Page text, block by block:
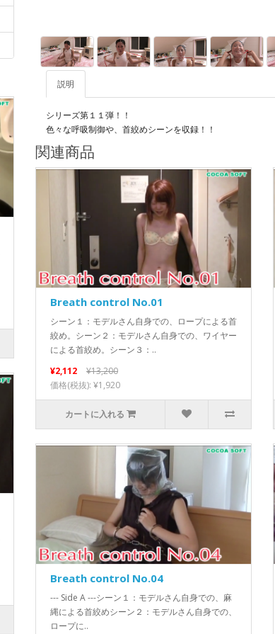
説明
シリーズ第１１弾！！
色々な呼吸制御や、首絞めシーンを収録！！
関連商品
Breath control No.01
シーン１：モデルさん自身での、ロープによる首
絞め。シーン２：モデルさん自身での、ワイヤー
による首絞め。シーン３：..
¥2,112
¥13,200
価格(税抜): ¥1,920
カートに入れる
Breath control No.04
--- Side A ---シーン１：モデルさん自身での、麻
縄による首絞めシーン２：モデルさん自身での、
ロープに..